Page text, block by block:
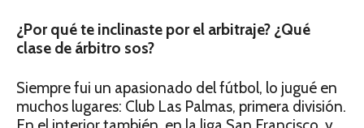
¿Por qué te inclinaste por el arbitraje? ¿Qué
clase de árbitro sos?
Siempre fui un apasionado del fútbol, lo jugué en
muchos lugares: Club Las Palmas, primera división.